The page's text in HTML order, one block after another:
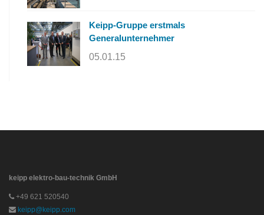
Keipp-Gruppe erstmals
Generalunternehmer
05.01.15
keipp elektro-bau-technik GmbH
+49 621 520540
keipp@keipp.com